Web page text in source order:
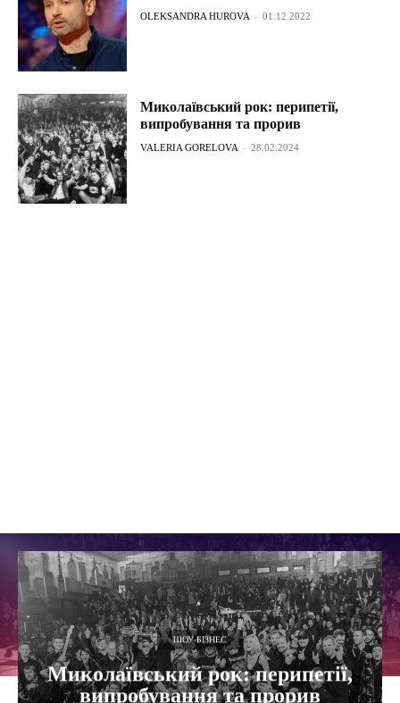
OLEKSANDRA HUROVA - 01.12.2022
Миколаївський рок: перипетії,
випробування та прорив
VALERIA GORELOVA - 28.02.2024